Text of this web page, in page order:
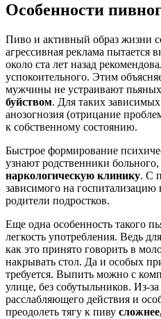
Особенности
Пиво и активный образ жизни
агрессивная реклама
около ста лет назад
успокоительного. Этим
мужчины не устраивают
буйством. Для таких зависимых
анозогнозия (отрицание
к собственному состоянию.
Быстрое формирование
узнают родственники больного,
наркологическую клинику. С
зависимого на
родители подростков.
Еще одна особенность такого
легкость употребления. Ведь
как это принято говорить в
накрывать стол. Да и особых
требуется. Выпить можно с
улице, без собутыльников. Из-
расслабляющего действия и
преодолеть тягу к пиву